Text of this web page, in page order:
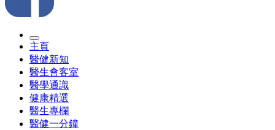
主頁
醫健新知
醫生會客室
醫學通識
健康精選
醫生專欄
醫健一分鐘